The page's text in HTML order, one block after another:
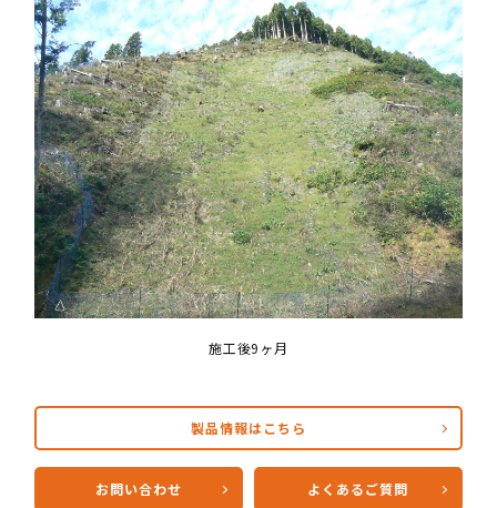
施工後9ヶ月
製品情報はこちら
お問い合わせ よくあるご質問